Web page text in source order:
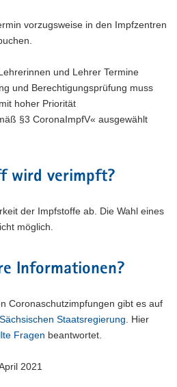
vorzugsweise in den Impfzentren
und Lehrer Termine
und Berechtigungsprüfung muss
hoher Priorität
§3 CoronaImpfV« ausgewählt
wird verimpft?
der Impfstoffe ab. Die Wahl eines
möglich.
Informationen?
Coronaschutzimpfungen gibt es auf
Staatsregierung . Hier
Fragen beantwortet.
2021